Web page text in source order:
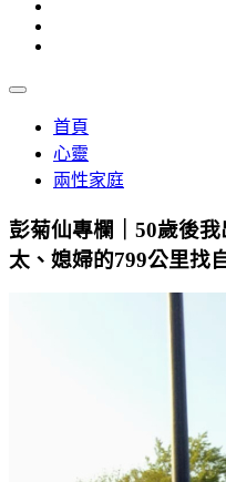
首頁
心靈
兩性家庭
彭菊仙專欄｜50歲後
太、媳婦的799公里找